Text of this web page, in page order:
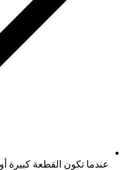
عندما تكون القطعة كبيرة